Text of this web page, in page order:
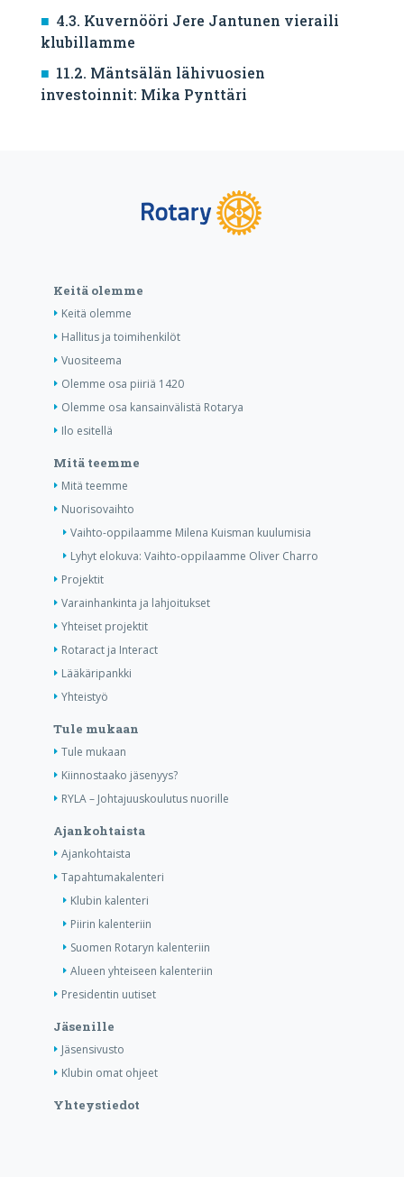
4.3. Kuvernööri Jere Jantunen vieraili
klubillamme
11.2. Mäntsälän lähivuosien
investoinnit: Mika Pynttäri
Keitä olemme
Keitä olemme
Hallitus ja toimihenkilöt
Vuositeema
Olemme osa piiriä 1420
Olemme osa kansainvälistä Rotarya
Ilo esitellä
Mitä teemme
Mitä teemme
Nuorisovaihto
Vaihto-oppilaamme Milena Kuisman kuulumisia
Lyhyt elokuva: Vaihto-oppilaamme Oliver Charro
Projektit
Varainhankinta ja lahjoitukset
Yhteiset projektit
Rotaract ja Interact
Lääkäripankki
Yhteistyö
Tule mukaan
Tule mukaan
Kiinnostaako jäsenyys?
RYLA – Johtajuuskoulutus nuorille
Ajankohtaista
Ajankohtaista
Tapahtumakalenteri
Klubin kalenteri
Piirin kalenteriin
Suomen Rotaryn kalenteriin
Alueen yhteiseen kalenteriin
Presidentin uutiset
Jäsenille
Jäsensivusto
Klubin omat ohjeet
Yhteystiedot